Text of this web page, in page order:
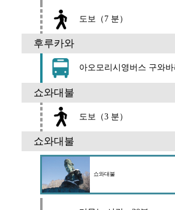
도보（7 분）
후루카와
아오모리시영버스 구와바
쇼와대불
도보（3 분）
쇼와대불
쇼와대불